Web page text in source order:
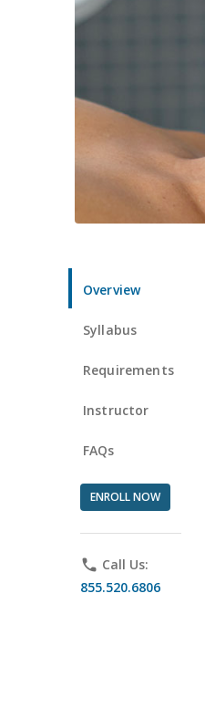
Overview
Syllabus
Requirements
Instructor
FAQs
ENROLL NOW
phone Call Us:
855.520.6806